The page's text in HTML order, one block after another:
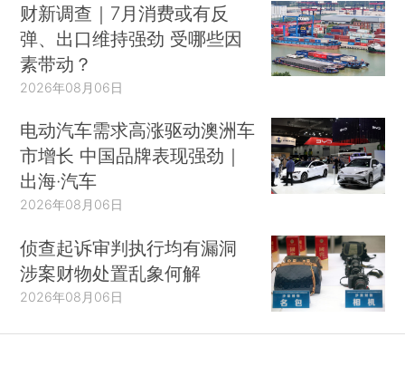
财新调查｜7月消费或有反
弹、出口维持强劲 受哪些因
素带动？
2026年08月06日
电动汽车需求高涨驱动澳洲车
市增长 中国品牌表现强劲｜
出海·汽车
2026年08月06日
侦查起诉审判执行均有漏洞
涉案财物处置乱象何解
2026年08月06日